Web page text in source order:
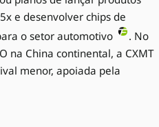
e desenvolver chips de
o setor automotivo
. No
na China continental, a CXMT
menor, apoiada pela